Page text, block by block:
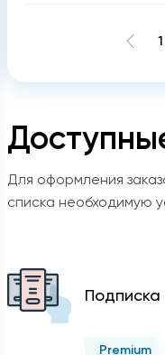
Для оформления
списка необходимую
Подписка
Premium
1